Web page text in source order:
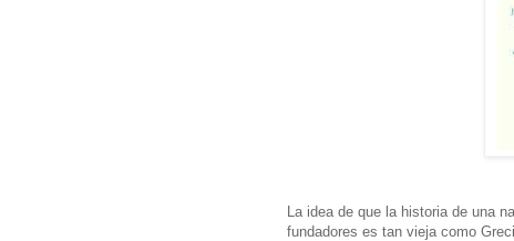
La idea de que la historia de una
fundadores es tan vieja como